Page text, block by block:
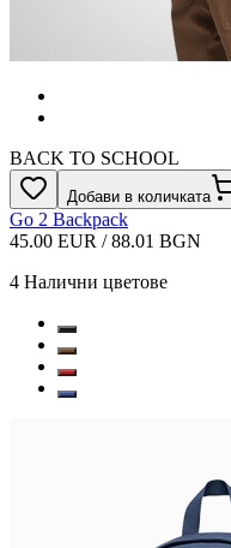
BACK TO SCHOOL
Добави в количката
Go 2 Backpack
45.00 EUR / 88.01 BGN
4 Налични цветове